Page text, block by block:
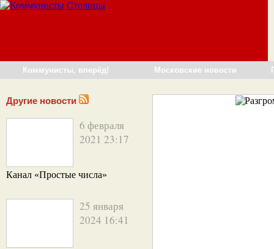
Коммунисты, вперёд! Московские новости
Другие новости
6 февраля
2021 23:17
Канал «Простые числа»
25 января
2024 16:41